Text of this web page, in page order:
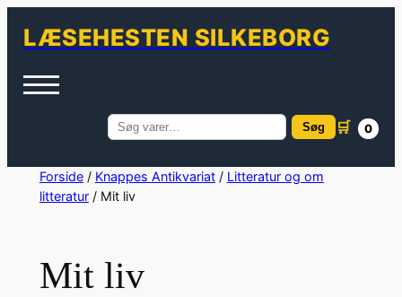
LÆSEHESTEN SILKEBORG
Søg
Søg 🛒 0
SpringForside/ Knappes Antikvariat/ Litteratur og om
litteratur/ Mit liv
Mit liv